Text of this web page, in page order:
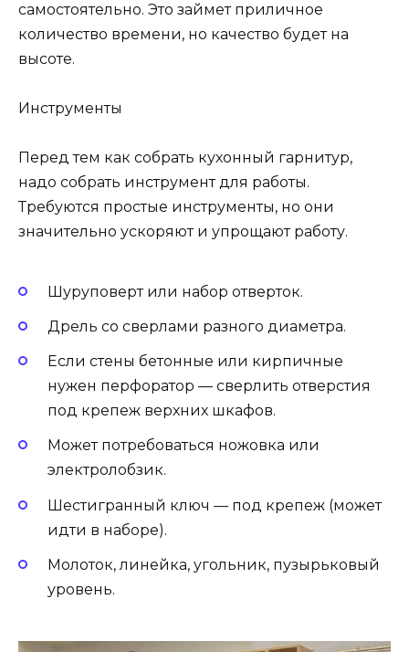
самостоятельно. Это займет приличное
количество времени, но качество будет на
высоте.
Инструменты
Перед тем как собрать кухонный гарнитур,
надо собрать инструмент для работы.
Требуются простые инструменты, но они
значительно ускоряют и упрощают работу.
Шуруповерт или набор отверток.
Дрель со сверлами разного диаметра.
Если стены бетонные или кирпичные
нужен перфоратор — сверлить отверстия
под крепеж верхних шкафов.
Может потребоваться ножовка или
электролобзик.
Шестигранный ключ — под крепеж (может
идти в наборе).
Молоток, линейка, угольник, пузырьковый
уровень.